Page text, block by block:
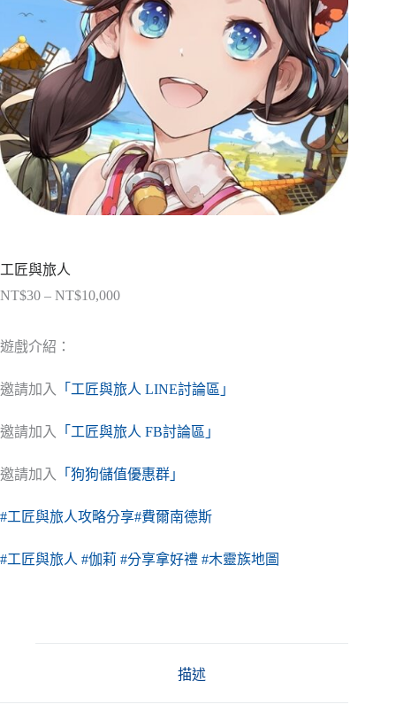
工匠與旅人
NT$30 – NT$10,000價
NT$30
到
遊戲介紹：
邀請加入 「工匠與旅人 LINE討論區」
邀請加入 「工匠與旅人 FB討論區」
邀請加入 「狗狗儲值優惠群」
#工匠與旅人攻略分享#費爾南德斯
#工匠與旅人 #伽莉 #分享拿好禮 #木靈族地圖
描述